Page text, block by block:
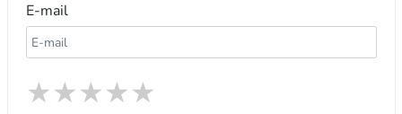
E-mail
★
★
★
★
★